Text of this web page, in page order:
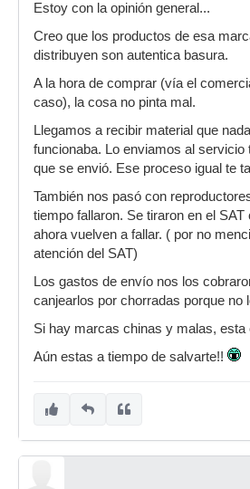
Estoy con la opinión general...
Creo que los productos de esa
distribuyen son autentica basura.
A la hora de comprar (vía el
caso), la cosa no pinta mal.
Llegamos a recibir material que
funcionaba. Lo enviamos al servicio
que se envió. Ese proceso igual te
También nos pasó con
tiempo fallaron. Se tiraron en el
ahora vuelven a fallar. ( por no
atención del SAT)
Los gastos de envío nos los
canjearlos por chorradas porque no
Si hay marcas chinas y malas, esta
Aún estas a tiempo de salvarte!!